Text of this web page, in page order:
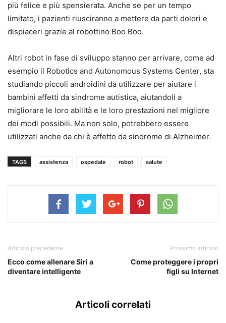
più felice e più spensierata. Anche se per un tempo
limitato, i pazienti riusciranno a mettere da parti dolori e
dispiaceri grazie al robottino Boo Boo.
Altri robot in fase di sviluppo stanno per arrivare, come ad
esempio il Robotics and Autonomous Systems Center, sta
studiando piccoli androidini da utilizzare per aiutare i
bambini affetti da sindrome autistica, aiutandoli a
migliorare le loro abilità e le loro prestazioni nel migliore
dei modi possibili. Ma non solo, potrebbero essere
utilizzati anche da chi è affetto da sindrome di Alzheimer.
TAGS assistenza ospedale robot salute
Articolo precedente
Ecco come allenare Siri a
diventare intelligente
Prossimo articolo
Come proteggere i propri
figli su Internet
Articoli correlati